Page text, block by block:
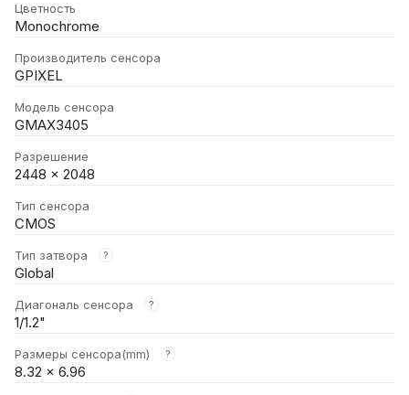
Цветность
Monochrome
Производитель сенсора
GPIXEL
Модель сенсора
GMAX3405
Разрешение
2448 × 2048
Тип сенсора
CMOS
Тип затвора ?
Global
Диагональ сенсора ?
1/1.2"
Размеры сенсора(mm) ?
8.32 × 6.96